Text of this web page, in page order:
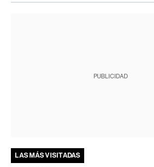
PUBLICIDAD
LAS MÁS VISITADAS